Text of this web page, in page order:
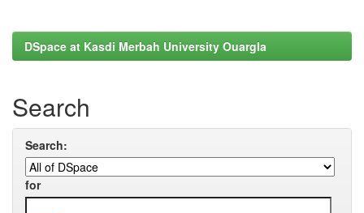
DSpace at Kasdi Merbah University Ouargla
Search
Search:
for